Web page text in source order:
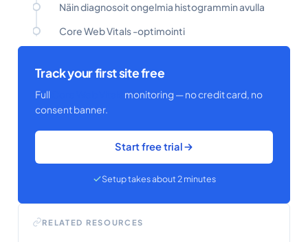
Näin diagnosoit ongelmia histogrammin avulla
Core Web Vitals -optimointi
Track your first site free
Full
monitoring — no credit card, no
consent banner.
Start free trial
Setup takes about 2 minutes
RELATED RESOURCES